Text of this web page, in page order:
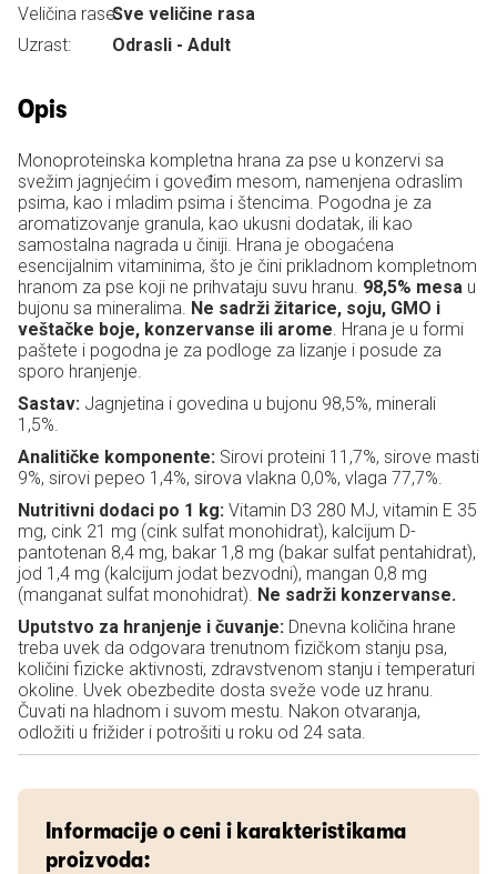
Veličina rase:Sve veličine rasa
Uzrast:
Odrasli - Adult
Opis
Monoproteinska kompletna hrana za pse u konzervi sa
svežim jagnjećim i goveđim mesom, namenjena odraslim
psima, kao i mladim psima i štencima. Pogodna je za
aromatizovanje granula, kao ukusni dodatak, ili kao
samostalna nagrada u činiji. Hrana je obogaćena
esencijalnim vitaminima, što je čini prikladnom kompletnom
hranom za pse koji ne prihvataju suvu hranu. 98,5% mesa u
bujonu sa mineralima. Ne sadrži žitarice, soju, GMO i
veštačke boje, konzervanse ili arome. Hrana je u formi
paštete i pogodna je za podloge za lizanje i posude za
sporo hranjenje.
Sastav: Jagnjetina i govedina u bujonu 98,5%, minerali
1,5%.
Analitičke komponente: Sirovi proteini 11,7%, sirove masti
9%, sirovi pepeo 1,4%, sirova vlakna 0,0%, vlaga 77,7%.
Nutritivni dodaci po 1 kg: Vitamin D3 280 MJ, vitamin E 35
mg, cink 21 mg (cink sulfat monohidrat), kalcijum D-
pantotenan 8,4 mg, bakar 1,8 mg (bakar sulfat pentahidrat),
jod 1,4 mg (kalcijum jodat bezvodni), mangan 0,8 mg
(manganat sulfat monohidrat). Ne sadrži konzervanse.
Uputstvo za hranjenje i čuvanje: Dnevna količina hrane
treba uvek da odgovara trenutnom fizičkom stanju psa,
količini fizicke aktivnosti, zdravstvenom stanju i temperaturi
okoline. Uvek obezbedite dosta sveže vode uz hranu.
Čuvati na hladnom i suvom mestu. Nakon otvaranja,
odložiti u frižider i potrošiti u roku od 24 sata.
Informacije o ceni i karakteristikama
proizvoda: